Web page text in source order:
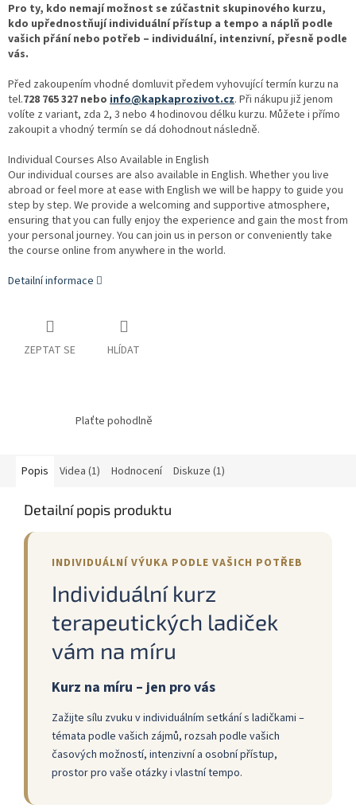
Pro ty, kdo nemají možnost se zúčastnit skupinového kurzu,
kdo upřednostňují individuální přístup a tempo a náplň podle
vašich přání nebo potřeb – individuální, intenzivní, přesně podle
vás.
Před zakoupením vhodné domluvit předem vyhovující termín kurzu na
tel.728 765 327 nebo info@kapkaprozivot.cz. Při nákupu již jenom
volíte z variant, zda 2, 3 nebo 4 hodinovou délku kurzu. Můžete i přímo
zakoupit a vhodný termín se dá dohodnout následně.
Individual Courses Also Available in English
Our individual courses are also available in English. Whether you live
abroad or feel more at ease with English we will be happy to guide you
step by step. We provide a welcoming and supportive atmosphere,
ensuring that you can fully enjoy the experience and gain the most from
your personal journey. You can join us in person or conveniently take
the course online from anywhere in the world.
Detailní informace
ZEPTAT SE HLÍDAT
Plaťte pohodlně
Popis Videa (1) Hodnocení Diskuze (1)
Detailní popis produktu
INDIVIDUÁLNÍ VÝUKA PODLE VAŠICH POTŘEB
Individuální kurz
terapeutických ladiček
vám na míru
Kurz na míru – jen pro vás
Zažijte sílu zvuku v individuálním setkání s ladičkami –
témata podle vašich zájmů, rozsah podle vašich
časových možností, intenzivní a osobní přístup,
prostor pro vaše otázky i vlastní tempo.